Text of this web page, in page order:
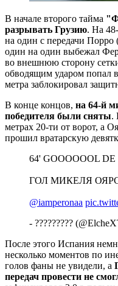
В начале второго тайма
разрывать Грузию. На
на один с передачи
один на один выбежал
во внешнюю сторону
обводящим ударом попал
метра заблокировал
В конце концов, на 64-й
победителя были сняты.
метрах 20-ти от ворот, а
прошил вратарскую
64' GOOOOOOL
ГОЛ МИКЕЛЯ
@iamperonaa
- ?????????
После этого Испания
несколько моментов по
голов фаны не увидели, а
передач провести не